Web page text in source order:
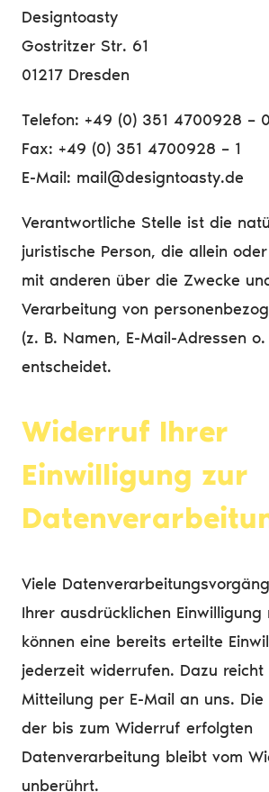
Designtoasty
Gostritzer Str. 61
01217 Dresden
Telefon: +49 (0) 351 4700928 – 0
Fax: +49 (0) 351 4700928 – 1
E-Mail: mail@designtoasty.de
Verantwortliche Stelle ist die
juristische Person, die allein
mit anderen über die Zwecke
Verarbeitung von
(z. B. Namen, E-Mail-Adressen o.
entscheidet.
Widerruf Ihrer
Einwilligung zur
Viele
Ihrer ausdrücklichen Einwilligung
können eine bereits erteilte
jederzeit widerrufen. Dazu reicht
Mitteilung per E-Mail an uns. Die
der bis zum Widerruf erfolgten
Datenverarbeitung bleibt vom
unberührt.